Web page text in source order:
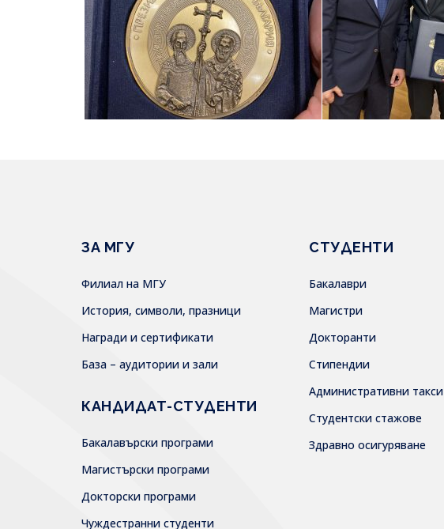
ЗА МГУ
Филиал на МГУ
История, символи, празници
Награди и сертификати
База – аудитории и зали
КАНДИДАТ-СТУДЕНТИ
Бакалавърски програми
Магистърски програми
Докторски програми
Чуждестранни студенти
СТУДЕНТИ
Бакалаври
Магистри
Докторанти
Стипендии
Административни такси
Студентски стажове
Здравно осигуряване